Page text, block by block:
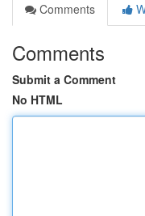
Comments
Comments
Submit a Comment
No HTML